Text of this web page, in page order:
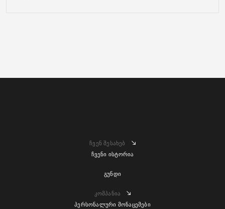
ჩვენ შესახებ
ჩვენი ისტორია
გუნდი
კომპანია
პერსონალური მონაცემები